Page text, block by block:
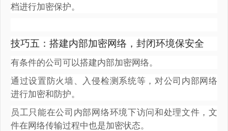
档进行加密保护。
技巧五：搭建内部加密网络，封闭环境保安全
有条件的公司可以搭建内部加密网络。
通过设置防火墙、入侵检测系统等，对公司内部网络
进行加密和防护。
员工只能在公司内部网络环境下访问和处理文件，文
件在网络传输过程中也是加密状态。